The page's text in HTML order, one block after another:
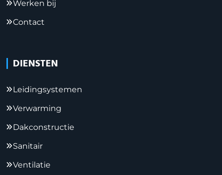
Werken bij
Contact
DIENSTEN
Leidingsystemen
Verwarming
Dakconstructie
Sanitair
Ventilatie